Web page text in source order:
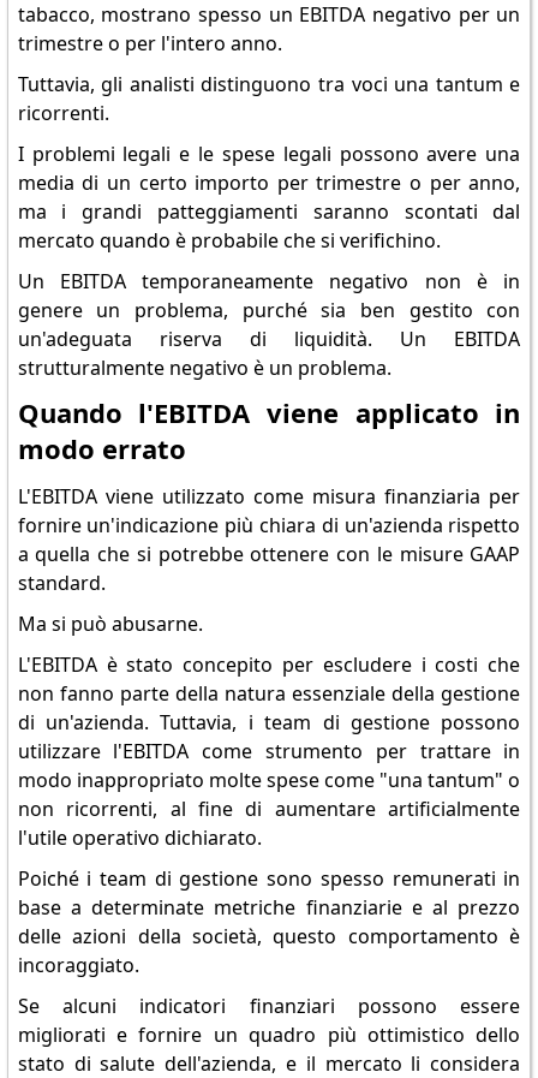
tabacco, mostrano spesso un EBITDA negativo per un
trimestre o per l'intero anno.
Tuttavia, gli analisti distinguono tra voci una tantum e
ricorrenti.
I problemi legali e le spese legali possono avere una
media di un certo importo per trimestre o per anno,
ma i grandi patteggiamenti saranno scontati dal
mercato quando è probabile che si verifichino.
Un EBITDA temporaneamente negativo non è in
genere un problema, purché sia ben gestito con
un'adeguata riserva di liquidità. Un EBITDA
strutturalmente negativo è un problema.
Quando l'EBITDA viene applicato in
modo errato
L'EBITDA viene utilizzato come misura finanziaria per
fornire un'indicazione più chiara di un'azienda rispetto
a quella che si potrebbe ottenere con le misure GAAP
standard.
Ma si può abusarne.
L'EBITDA è stato concepito per escludere i costi che
non fanno parte della natura essenziale della gestione
di un'azienda. Tuttavia, i team di gestione possono
utilizzare l'EBITDA come strumento per trattare in
modo inappropriato molte spese come "una tantum" o
non ricorrenti, al fine di aumentare artificialmente
l'utile operativo dichiarato.
Poiché i team di gestione sono spesso remunerati in
base a determinate metriche finanziarie e al prezzo
delle azioni della società, questo comportamento è
incoraggiato.
Se alcuni indicatori finanziari possono essere
migliorati e fornire un quadro più ottimistico dello
stato di salute dell'azienda, e il mercato li considera